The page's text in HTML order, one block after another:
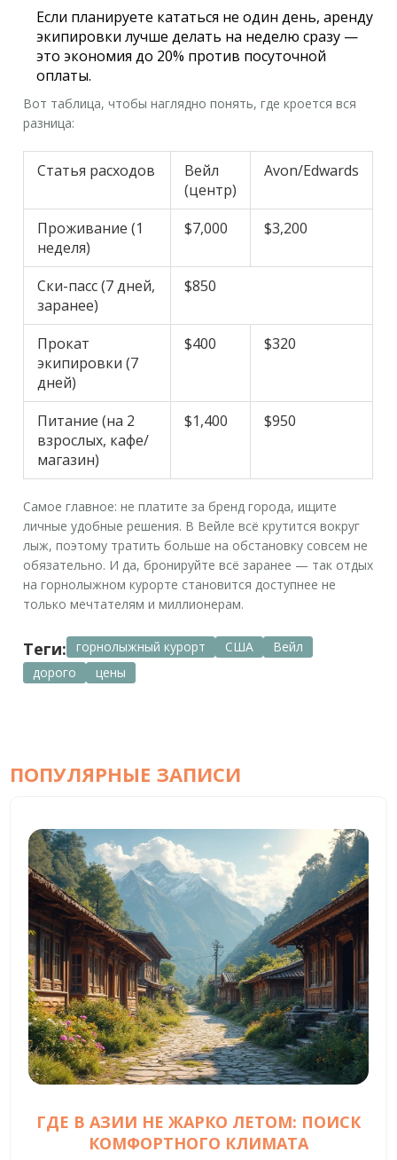
Если планируете кататься не один день, аренду
экипировки лучше делать на неделю сразу —
это экономия до 20% против посуточной
оплаты.
Вот таблица, чтобы наглядно понять, где кроется вся
разница:
Статья расходов
Вейл
(центр)
Avon/Edwards
Проживание (1
неделя)
$7,000 $3,200
Ски-пасс (7 дней,
заранее)
$850
Прокат
экипировки (7
дней)
$400 $320
Питание (на 2
взрослых, кафе/
магазин)
$1,400 $950
Самое главное: не платите за бренд города, ищите
личные удобные решения. В Вейле всё крутится вокруг
лыж, поэтому тратить больше на обстановку совсем не
обязательно. И да, бронируйте всё заранее — так отдых
нагорнолыжном курорте становится доступнее не
только мечтателям и миллионерам.
Теги: горнолыжный курорт США
Вейл
дорого
цены
ПОПУЛЯРНЫЕ ЗАПИСИ
ГДЕ В АЗИИ НЕ ЖАРКО ЛЕТОМ: ПОИСК
КОМФОРТНОГО КЛИМАТА